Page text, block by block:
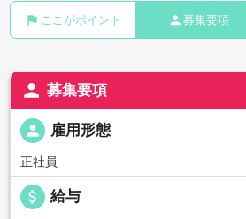
flag ここがポイント person 募集要項
person 募集要項
person 雇用形態
正社員
attach_money 給与